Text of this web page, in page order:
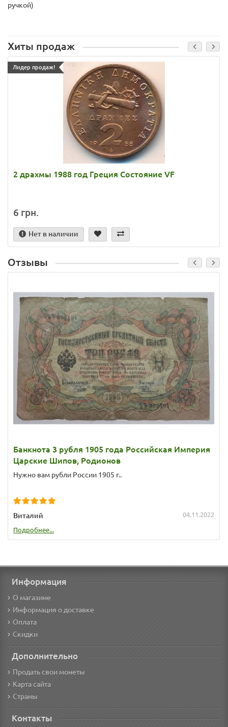
ручкой)
Хиты продаж
Лидер продаж!
2 драхмы 1988 год Греция Состояние VF
6 грн.
Нет в наличии
Отзывы
Банкнота 3 рубля 1905 года Российская Империя
Царские Шипов, Родионов
Нужно вам рубли России 1905 г..
Виталий 04.11.2022
Подробнее...
Информация
О магазине
Информация о доставке
Оплата
Скидки
Дополнительно
Продать свои монеты
Карта сайта
Страны
Контакты